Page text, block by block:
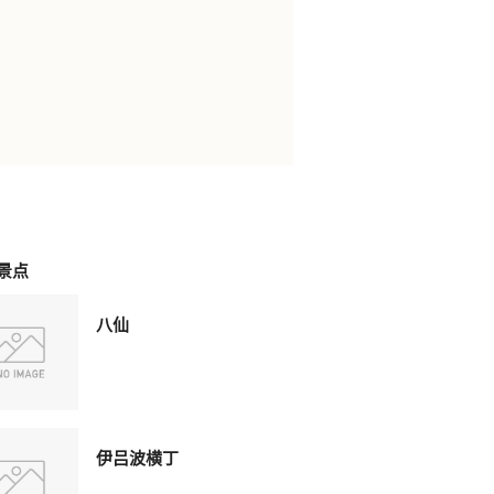
点
八仙
伊吕波横丁